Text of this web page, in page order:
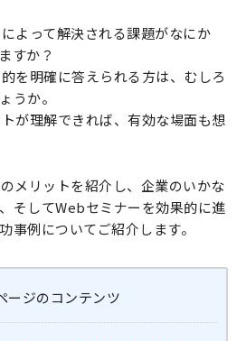
よって解決される課題がなにか
すか？
を明確に答えられる方は、むしろ
うか。
が理解できれば、有効な場面も想
メリットを紹介し、企業のいかな
そしてWebセミナーを効果的に進
事例についてご紹介します。
ージのコンテンツ